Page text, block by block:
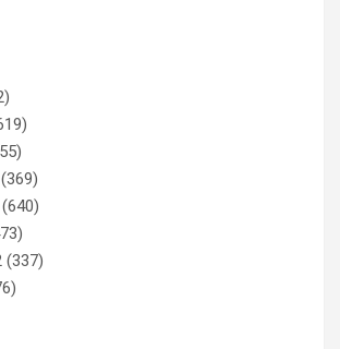
(369)
(640)
(337)